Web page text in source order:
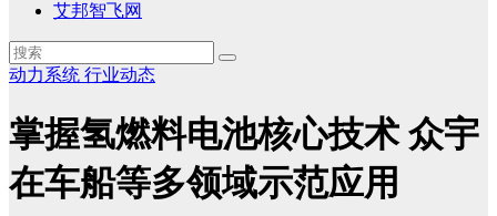
艾邦智飞网
动力系统 行业动态
掌握氢燃料电池核心技术 众宇
在车船等多领域示范应用